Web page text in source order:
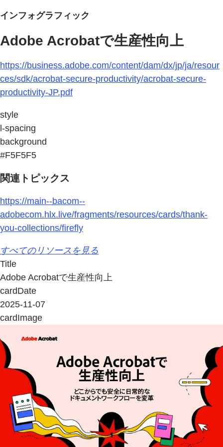
インフォグラフィック
Adobe Acrobatで生産性向上
https://business.adobe.com/content/dam/dx/jp/ja/resour
ces/sdk/acrobat-secure-productivity/acrobat-secure-
productivity-JP.pdf
style
l-spacing
background
#F5F5F5
関連トピックス
https://main--bacom--
adobecom.hlx.live/fragments/resources/cards/thank-
you-collections/firefly
すべてのリソースを見る
Title
Adobe Acrobatで生産性向上
cardDate
2025-11-07
cardImage